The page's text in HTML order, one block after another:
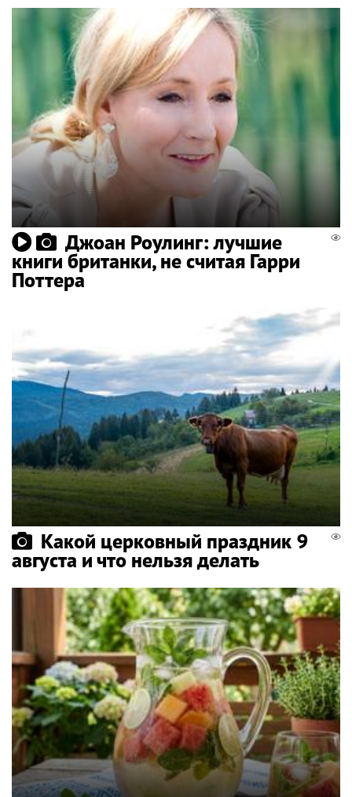
Джоан Роулинг: лучшие
книги британки, не считая Гарри
Поттера
Какой церковный праздник 9
августа и что нельзя делать